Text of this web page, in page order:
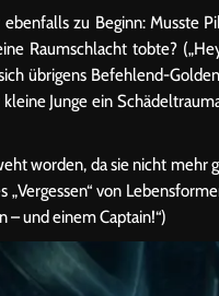
zu Beginn: Musste
Raumschlacht tobte?
übrigens Befehlend-
Junge ein
worden, da sie nicht
von
– und einem Captain!“)